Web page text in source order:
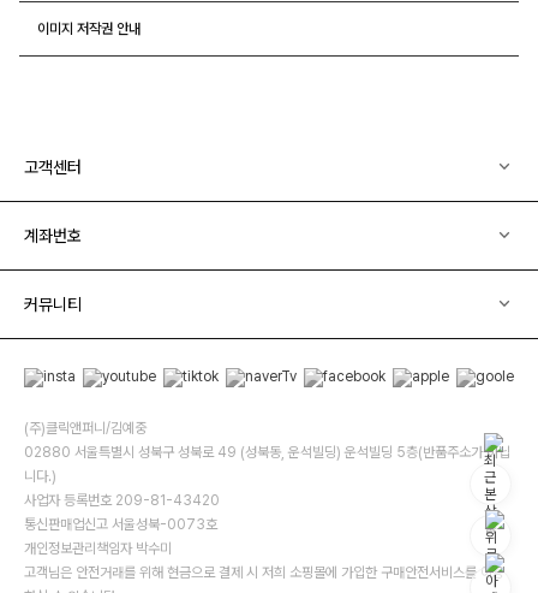
이미지 저작권 안내
고객센터
계좌번호
커뮤니티
(주)클릭앤퍼니/김예중
02880 서울특별시 성북구 성북로 49 (성북동, 운석빌딩) 운석빌딩 5층(반품주소가 아닙
니다.)
사업자 등록번호 209-81-43420
통신판매업신고 서울성북-0073호
개인정보관리책임자 박수미
고객님은 안전거래를 위해 현금으로 결제 시 저희 소핑몰에 가입한 구매안전서비스를 이용